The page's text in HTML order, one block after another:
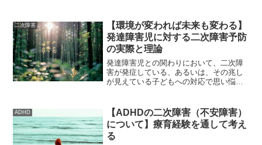
いると、そもそも本来もっている発達障
害といった特性への配...
二次障害
【環境が変われば未来も変わる】
発達障害児に対する二次障害予防
の実際と理論
発達障害児との関わりにおいて、二次障
害が発症している、あるいは、その兆し
が見えている子どもへの対応で思い悩ん
援がうまく進まないのか？こうした支援
の難しさの背景には、〝二...
ADHD
【ADHDの二次障害（不安障害）
について】療育経験を通して考え
る